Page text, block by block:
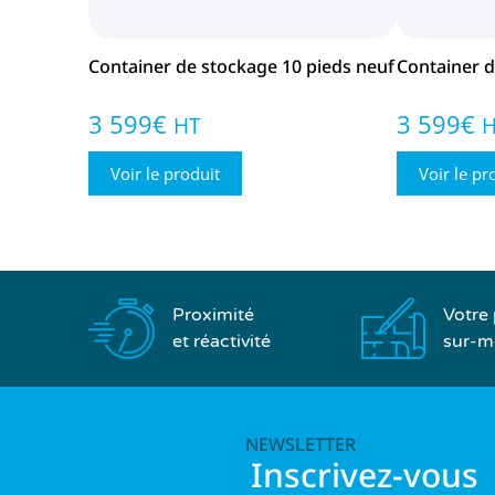
Container de stockage 10 pieds neuf
3 599€ HT
Voir le produit
Container
3 599€
Voir le
Proximité
et réactivité
Votre
sur-
NEWSLETTER
Inscrivez-vous